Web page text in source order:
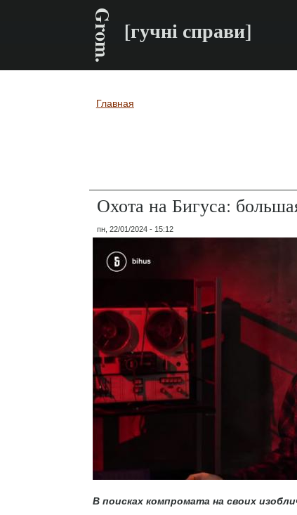
Grom. [гучні справи]
Вы здесь
Главная
Охота на Бигуса:
пн, 22/01/2024 - 15:12
В поисках компромата на своих